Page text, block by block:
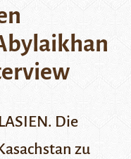
Die
zu